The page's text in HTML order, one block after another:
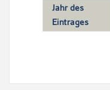
Jahr des
Eintrages